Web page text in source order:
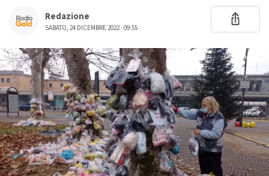
Redazione
SABATO, 24 DICEMBRE 2022 - 09:55